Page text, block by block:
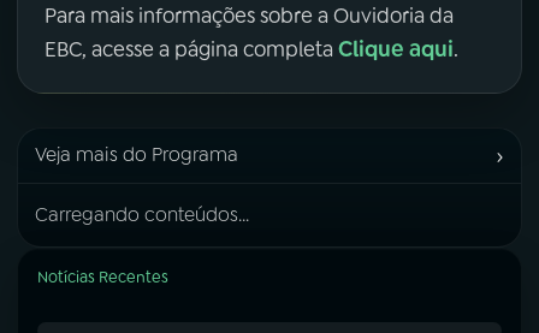
Para mais informações sobre a Ouvidoria da
EBC, acesse a página completa Clique aqui.
Veja mais do Programa ›
Carregando conteúdos...
Notícias Recentes